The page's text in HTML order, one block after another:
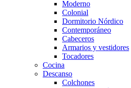
Moderno
Colonial
Dormitorio Nórdico
Contemporáneo
Cabeceros
Armarios y vestidores
Tocadores
Cocina
Descanso
Colchones